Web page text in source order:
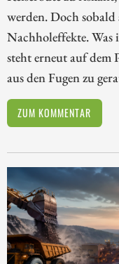
werden. Doch
Nachholeffekte.
steht erneut auf dem
aus den Fugen zu
ZUM KOMMENTAR